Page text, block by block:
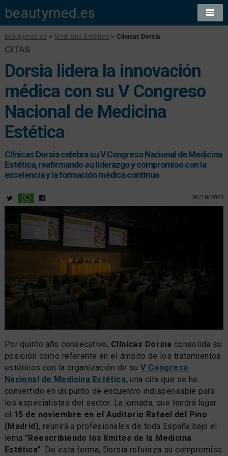
beautymed.es
beautymed.es > Medicina Estética > Clínicas Dorsia
CITAS
Dorsia lidera la innovación
médica con su V Congreso
Nacional de Medicina
Estética
Clínicas Dorsia celebra su V Congreso Nacional de Medicina
Estética, reafirmando su liderazgo y compromiso con la
excelencia y la formación médica continua
30/10/2025
Por quinto año consecutivo, Clínicas Dorsia consolida su
posición como referente en el ámbito de los tratamientos
estéticos con la organización de suV Congreso
Nacional de Medicina Estética, una cita que se ha
convertido en un punto de encuentro indispensable para
los especialistas del sector. La jornada, que tendrá lugar
el 15 de noviembre en el Auditorio Rafael del Pino
(Madrid), reunirá a profesionales de toda España bajo el
lema "Reescribiendo los límites de la Medicina
Estética". De esta forma, Dorsia refuerza su compromiso